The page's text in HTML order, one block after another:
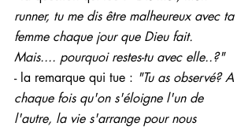
runner, tu me dis être malheureux avec ta
femme chaque jour que Dieu fait.
Mais.... pourquoi restes-tu avec elle..?"
- la remarque qui tue : "Tu as observé? A
chaque fois qu'on s'éloigne l'un de
l'autre, la vie s'arrange pour nous